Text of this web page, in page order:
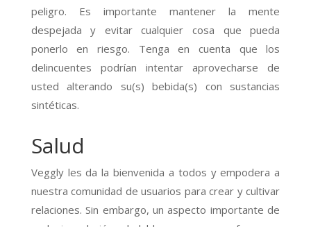
peligro. Es importante mantener la mente
despejada y evitar cualquier cosa que pueda
ponerlo en riesgo. Tenga en cuenta que los
delincuentes podrían intentar aprovecharse de
usted alterando su(s) bebida(s) con sustancias
sintéticas.
Salud
Veggly les da la bienvenida a todos y empodera a
nuestra comunidad de usuarios para crear y cultivar
relaciones. Sin embargo, un aspecto importante de